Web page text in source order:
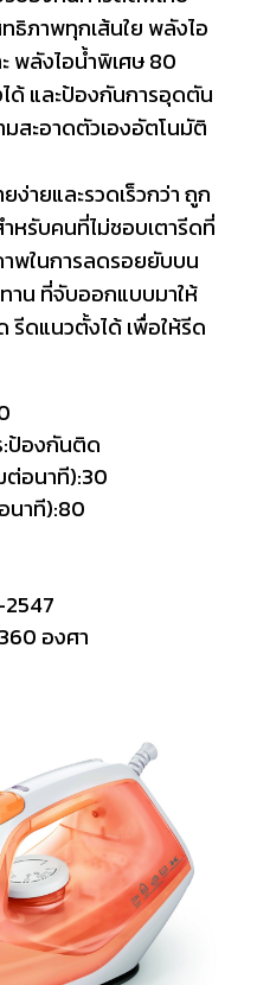
ธิภาพทุกเส้นใย พลังไอ
พลังไอน้ำพิเศษ 80
ด้ และป้องกันการอุดตัน
สะอาดตัวเองอัตโนมัติ
ง่ายและรวดเร็วกว่า ถูก
หรับคนที่ไม่ชอบเตารีดที่
พในการลดรอยยับบน
าน ที่จับออกแบบมาให้
รีดแนวตั้งได้ เพื่อให้รีด
:ป้องกันติด
ต่อนาที):30
นาที):80
องศา